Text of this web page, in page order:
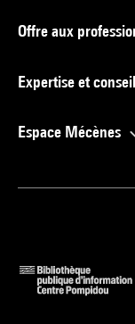
Offre aux
Expertise et conseil
Espace Mécènes